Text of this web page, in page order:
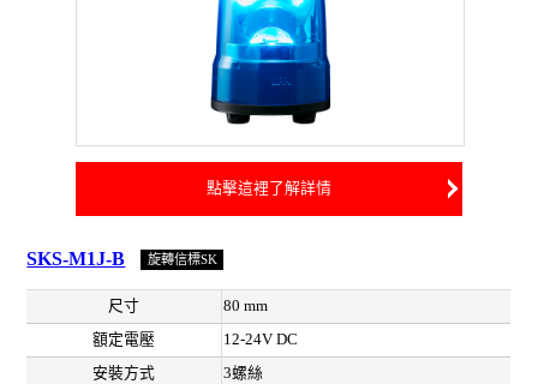
點擊這裡了解詳情
SKS-M1J-B 旋轉信標SK
尺寸
80 mm
額定電壓
12-24V DC
安裝方式
3螺絲